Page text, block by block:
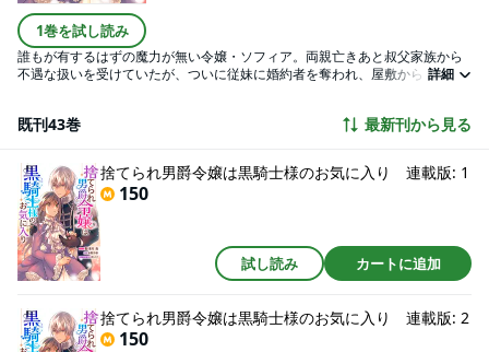
1巻を試し読み
誰もが有するはずの魔力が無い令嬢・ソフィア。両親亡きあと叔父家族から
不遇な扱いを受けていたが、ついに従妹に婚約者を奪われ、屋敷からも追い
NEOで大人気！ 黒騎士様と捨てられ令嬢の溺愛ラブファンタジーがコミカラ
さい。
詳細
既刊43巻 最新刊から見る
捨てられ男爵令嬢は黒騎士様のお気に入り 連載版: 1
150
試し読み カートに追加
捨てられ男爵令嬢は黒騎士様のお気に入り 連載版: 2
150